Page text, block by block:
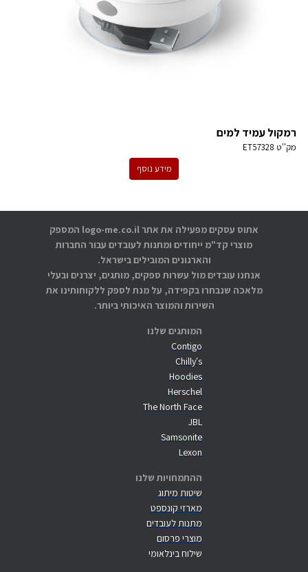
רמקול עמיד למים
מק''ט ET57328
מידע נוסף
המותגים שלנו
Contigo
Chilly's
Hoodies
Herschel
The North Face
JBL
Samsonite
Lexon
ההתמחויות שלנו
שיטות מיתוג
מארזי קונספט
מתנות לעובדים
מוצרי פרסום
שילוח בינלאומי
אתוס עסקים מפעילה את אתר logo-me.co.il המספק
מוצרי קד"מ ייחודים ומתנות לעובדים עבור החברות
והארגונים המובילים בישראל.
אנחנו עובדים מול עשרות ספקים, מותגים, יצרנים ובעלי
מלאכה שנבחרו בקפידה, על מנת לספק ללקוחותינו את
השירות והמוצר האיכותי ביותר.